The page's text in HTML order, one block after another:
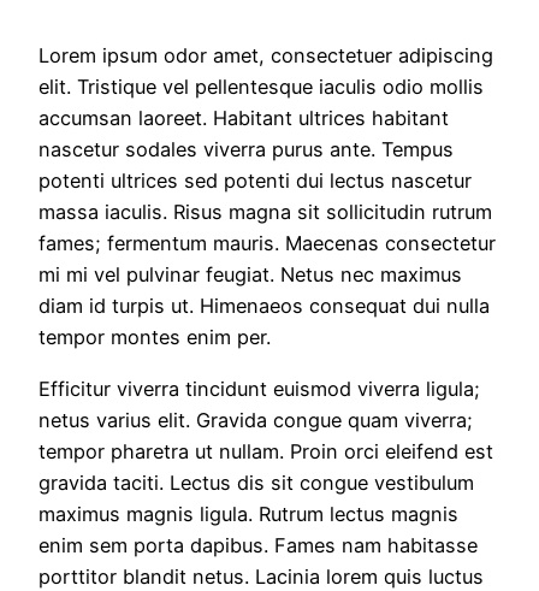
Lorem ipsum odor amet, consectetuer adipiscing
elit. Tristique vel pellentesque iaculis odio mollis
accumsan laoreet. Habitant ultrices habitant
nascetur sodales viverra purus ante. Tempus
potenti ultrices sed potenti dui lectus nascetur
massa iaculis. Risus magna sit sollicitudin rutrum
fames; fermentum mauris. Maecenas consectetur
mi mi vel pulvinar feugiat. Netus nec maximus
diam id turpis ut. Himenaeos consequat dui nulla
tempor montes enim per.
Efficitur viverra tincidunt euismod viverra ligula;
netus varius elit. Gravida congue quam viverra;
tempor pharetra ut nullam. Proin orci eleifend est
gravida taciti. Lectus dis sit congue vestibulum
maximus magnis ligula. Rutrum lectus magnis
enim sem porta dapibus. Fames nam habitasse
porttitor blandit netus. Lacinia lorem quis luctus